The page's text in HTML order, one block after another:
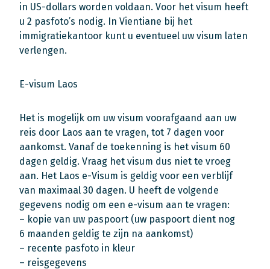
in US-dollars worden voldaan. Voor het visum heeft
u 2 pasfoto’s nodig. In Vientiane bij het
immigratiekantoor kunt u eventueel uw visum laten
verlengen.
E-visum Laos
Het is mogelijk om uw visum voorafgaand aan uw
reis door Laos aan te vragen, tot 7 dagen voor
aankomst. Vanaf de toekenning is het visum 60
dagen geldig. Vraag het visum dus niet te vroeg
aan. Het Laos e-Visum is geldig voor een verblijf
van maximaal 30 dagen. U heeft de volgende
gegevens nodig om een e-visum aan te vragen:
– kopie van uw paspoort (uw paspoort dient nog
6 maanden geldig te zijn na aankomst)
– recente pasfoto in kleur
– reisgegevens